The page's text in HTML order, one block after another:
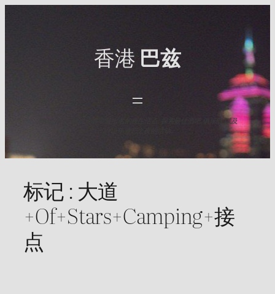
香港 巴兹
与HK Baz一起发现香港最出名的夜生活点. 探索最佳酒吧,俱乐部,以及
标记 : 大道
+Of+Stars+Camping+接
点